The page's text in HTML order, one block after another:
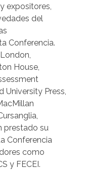
expositores,
del
Conferencia.
House,
University Press,
prestado su
Conferencia
como
y FECEI.